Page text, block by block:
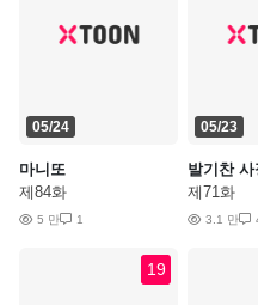
05/24
마니또
제84화
5 만 1
05/23
발기찬 사
제71화
3.1 만
19